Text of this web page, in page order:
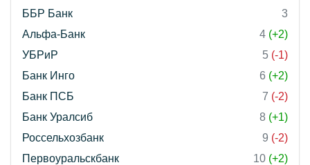
ББР Банк
3
Альфа-Банк
4 (+2)
УБРиР
5 (-1)
Банк Инго
6 (+2)
Банк ПСБ
7 (-2)
Банк Уралсиб
8 (+1)
Россельхозбанк
9 (-2)
Первоуральскбанк
10 (+2)